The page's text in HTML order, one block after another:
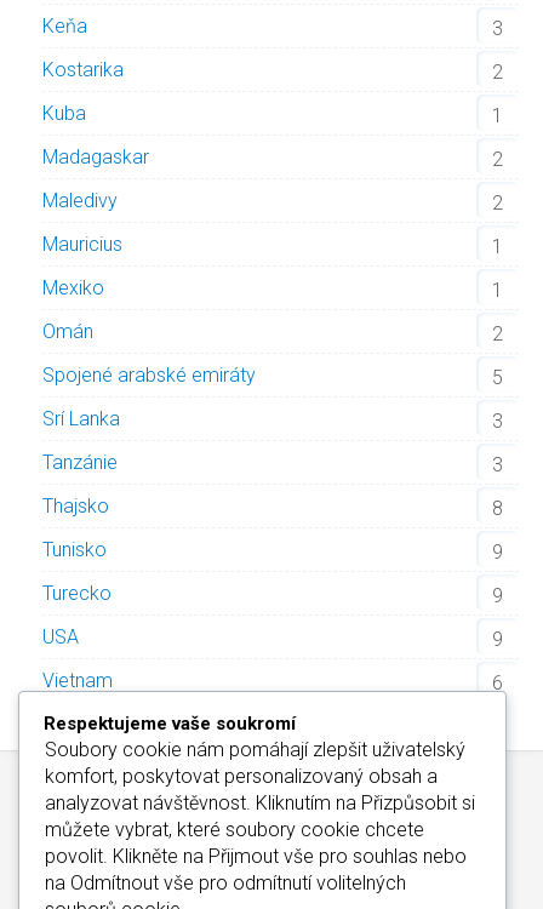
Keňa
3
Kostarika
2
Kuba
1
Madagaskar
2
Maledivy
2
Mauricius
1
Mexiko
1
Omán
2
Spojené arabské emiráty
5
Srí Lanka
3
Tanzánie
3
Thajsko
8
Tunisko
9
Turecko
9
USA
9
Vietnam
6
Kontakt/Informace o Cookies/Katalog Alfa-Elchron
Respektujeme vaše soukromí
Soubory cookie nám pomáhají zlepšit uživatelský
komfort, poskytovat personalizovaný obsah a
analyzovat návštěvnost. Kliknutím na Přizpůsobit si
můžete vybrat, které soubory cookie chcete
povolit. Klikněte na Přijmout vše pro souhlas nebo
na Odmítnout vše pro odmítnutí volitelných